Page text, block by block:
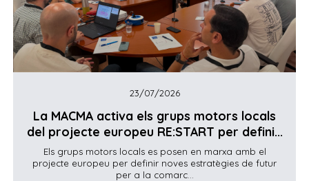
23/07/2026
La MACMA activa els grups motors locals
del projecte europeu RE:START per defini...
Els grups motors locals es posen en marxa amb el
projecte europeu per definir noves estratègies de futur
per a la comarc...